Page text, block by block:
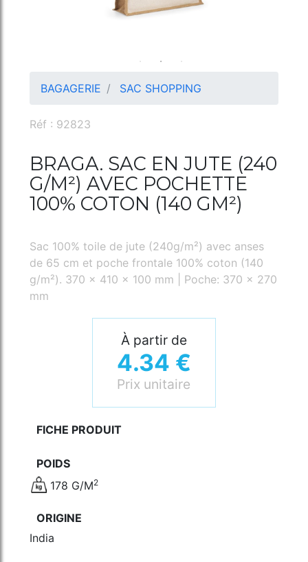
BAGAGERIE SAC SHOPPING
Réf : 92823
BRAGA. SAC EN JUTE (240
G/M²) AVEC POCHETTE
100% COTON (140 GM²)
Sac 100% toile de jute (240g/m²) avec anses
de 65 cm et poche frontale 100% coton (140
g/m²). 370 x 410 x 100 mm | Poche: 370 x 270
mm
À partir de
4.34 €
Prix unitaire
FICHE PRODUIT
POIDS
178 G/M2
ORIGINE
India